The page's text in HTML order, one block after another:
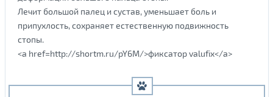
Лечит большой палец и сустав, уменьшает боль и
припухлость, сохраняет естественную подвижность
стопы.
<a href=http://shortm.ru/pY6M/>фиксатор valufix</a>